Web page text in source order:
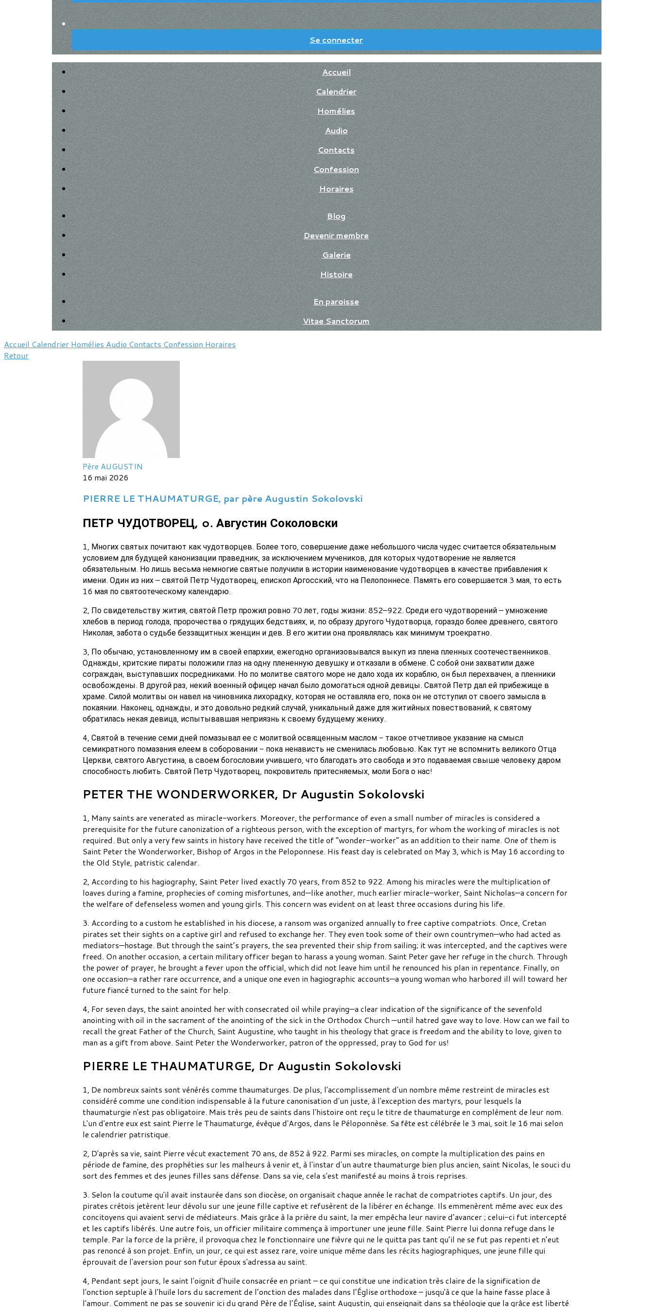
Se connecter
Accueil
Calendrier
Homélies
Audio
Contacts
Confession
Horaires
Blog
Devenir membre
Galerie
Histoire
En paroisse
Vitae Sanctorum
Accueil Calendrier Homélies Audio Contacts Confession Horaires
Retour
Père AUGUSTIN
16 mai 2026
PIERRE LE THAUMATURGE, par père Augustin Sokolovski
ПЕТР ЧУДОТВОРЕЦ, o. Августин Соколовски
1, Многих святых почитают как чудотворцев. Более того, совершение даже небольшого числа чудес считается обязательным
условием для будущей канонизации праведник, за исключением мучеников, для которых чудотворение не является
обязательным. Но лишь весьма немногие святые получили в истории наименование чудотворцев в качестве прибавления к
имени. Один из них – святой Петр Чудотворец, епископ Аргосский, что на Пелопоннесе. Память его совершается 3 мая, то есть
16 мая по святоотеческому календарю.
2, По свидетельству жития, святой Петр прожил ровно 70 лет, годы жизни: 852–922. Среди его чудотворений – умножение
хлебов в период голода, пророчества о грядущих бедствиях, и, по образу другого Чудотворца, гораздо более древнего, святого
Николая, забота о судьбе беззащитных женщин и дев. В его житии она проявлялась как минимум троекратно.
3, По обычаю, установленному им в своей епархии, ежегодно организовывался выкуп из плена пленных соотечественников.
Однажды, критские пираты положили глаз на одну плененную девушку и отказали в обмене. С собой они захватили даже
сограждан, выступавших посредниками. Но по молитве святого море не дало хода их кораблю, он был перехвачен, а пленники
освобождены. В другой раз, некий военный офицер начал было домогаться одной девицы. Святой Петр дал ей прибежище в
храме. Силой молитвы он навел на чиновника лихорадку, которая не оставляла его, пока он не отступил от своего замысла в
покаянии. Наконец, однажды, и это довольно редкий случай, уникальный даже для житийных повествований, к святому
обратилась некая девица, испытывавшая неприязнь к своему будущему жениху.
4, Святой в течение семи дней помазывал ее с молитвой освященным маслом - такое отчетливое указание на смысл
семикратного помазания елеем в соборовании - пока ненависть не сменилась любовью. Как тут не вспомнить великого Отца
Церкви, святого Августина, в своем богословии учившего, что благодать это свобода и это подаваемая свыше человеку даром
способность любить. Святой Петр Чудотворец, покровитель притесняемых, моли Бога о нас!
PETER THE WONDERWORKER, Dr Augustin Sokolovski
1, Many saints are venerated as miracle-workers. Moreover, the performance of even a small number of miracles is considered a
prerequisite for the future canonization of a righteous person, with the exception of martyrs, for whom the working of miracles is not
required. But only a very few saints in history have received the title of “wonder-worker” as an addition to their name. One of them is
Saint Peter the Wonderworker, Bishop of Argos in the Peloponnese. His feast day is celebrated on May 3, which is May 16 according to
the Old Style, patristic calendar.
2, According to his hagiography, Saint Peter lived exactly 70 years, from 852 to 922. Among his miracles were the multiplication of
loaves during a famine, prophecies of coming misfortunes, and—like another, much earlier miracle-worker, Saint Nicholas—a concern for
the welfare of defenseless women and young girls. This concern was evident on at least three occasions during his life.
3. According to a custom he established in his diocese, a ransom was organized annually to free captive compatriots. Once, Cretan
pirates set their sights on a captive girl and refused to exchange her. They even took some of their own countrymen—who had acted as
mediators—hostage. But through the saint’s prayers, the sea prevented their ship from sailing; it was intercepted, and the captives were
freed. On another occasion, a certain military officer began to harass a young woman. Saint Peter gave her refuge in the church. Through
the power of prayer, he brought a fever upon the official, which did not leave him until he renounced his plan in repentance. Finally, on
one occasion—a rather rare occurrence, and a unique one even in hagiographic accounts—a young woman who harbored ill will toward her
future fiancé turned to the saint for help.
4, For seven days, the saint anointed her with consecrated oil while praying—a clear indication of the significance of the sevenfold
anointing with oil in the sacrament of the anointing of the sick in the Orthodox Church —until hatred gave way to love. How can we fail to
recall the great Father of the Church, Saint Augustine, who taught in his theology that grace is freedom and the ability to love, given to
man as a gift from above. Saint Peter the Wonderworker, patron of the oppressed, pray to God for us!
PIERRE LE THAUMATURGE, Dr Augustin Sokolovski
1, De nombreux saints sont vénérés comme thaumaturges. De plus, l'accomplissement d'un nombre même restreint de miracles est
considéré comme une condition indispensable à la future canonisation d'un juste, à l'exception des martyrs, pour lesquels la
thaumaturgie n'est pas obligatoire. Mais très peu de saints dans l'histoire ont reçu le titre de thaumaturge en complément de leur nom.
L'un d'entre eux est saint Pierre le Thaumaturge, évêque d'Argos, dans le Péloponnèse. Sa fête est célébrée le 3 mai, soit le 16 mai selon
le calendrier patristique.
2, D'après sa vie, saint Pierre vécut exactement 70 ans, de 852 à 922. Parmi ses miracles, on compte la multiplication des pains en
période de famine, des prophéties sur les malheurs à venir et, à l'instar d'un autre thaumaturge bien plus ancien, saint Nicolas, le souci du
sort des femmes et des jeunes filles sans défense. Dans sa vie, cela s'est manifesté au moins à trois reprises.
3. Selon la coutume qu'il avait instaurée dans son diocèse, on organisait chaque année le rachat de compatriotes captifs. Un jour, des
pirates crétois jetèrent leur dévolu sur une jeune fille captive et refusèrent de la libérer en échange. Ils emmenèrent même avec eux des
concitoyens qui avaient servi de médiateurs. Mais grâce à la prière du saint, la mer empêcha leur navire d’avancer ; celui-ci fut intercepté
et les captifs libérés. Une autre fois, un officier militaire commença à importuner une jeune fille. Saint Pierre lui donna refuge dans le
temple. Par la force de la prière, il provoqua chez le fonctionnaire une fièvre qui ne le quitta pas tant qu’il ne se fut pas repenti et n’eut
pas renoncé à son projet. Enfin, un jour, ce qui est assez rare, voire unique même dans les récits hagiographiques, une jeune fille qui
éprouvait de l'aversion pour son futur époux s'adressa au saint.
4, Pendant sept jours, le saint l'oignit d'huile consacrée en priant – ce qui constitue une indication très claire de la signification de
l'onction septuple à l'huile lors du sacrement de l’onction des malades dans l’Église orthodoxe – jusqu'à ce que la haine fasse place à
l'amour. Comment ne pas se souvenir ici du grand Père de l’Église, saint Augustin, qui enseignait dans sa théologie que la grâce est liberté